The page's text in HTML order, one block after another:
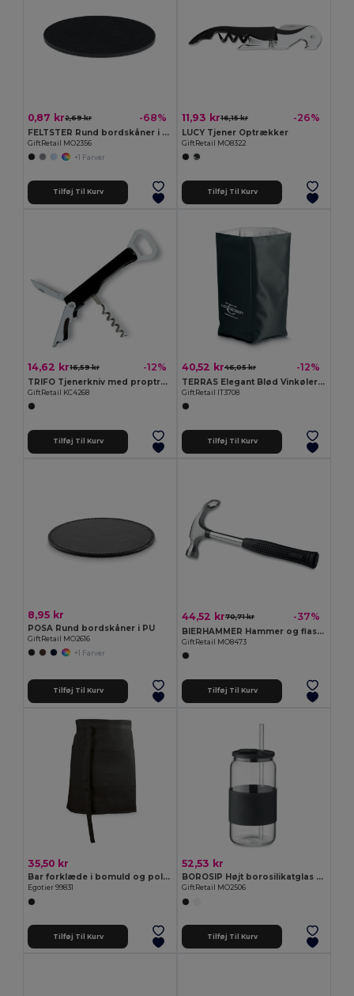
0,87 kr2,69 kr -68%
FELTSTER Rund bordskåner i RPET-filt
GiftRetail MO2356
+1 Farver
Tilføj Til Kurv
11,93 kr16,15 kr -26%
LUCY Tjener Optrækker
GiftRetail MO8322
Tilføj Til Kurv
14,62 kr16,59 kr -12%
TRIFO Tjenerkniv med proptrækker
GiftRetail KC4268
Tilføj Til Kurv
40,52 kr46,05 kr -12%
TERRAS Elegant Blød Vinkøler i Polyester
GiftRetail IT3708
Tilføj Til Kurv
8,95 kr
POSA Rund bordskåner i PU
GiftRetail MO2616
+1 Farver
Tilføj Til Kurv
44,52 kr70,71 kr -37%
BIERHAMMER Hammer og flaskeåbner
GiftRetail MO8473
Tilføj Til Kurv
35,50 kr
Bar forklæde i bomuld og polyester (150 g/m²)
Egotier 99831
Tilføj Til Kurv
52,53 kr
BOROSIP Højt borosilikatglas 550 ml
GiftRetail MO2506
Tilføj Til Kurv